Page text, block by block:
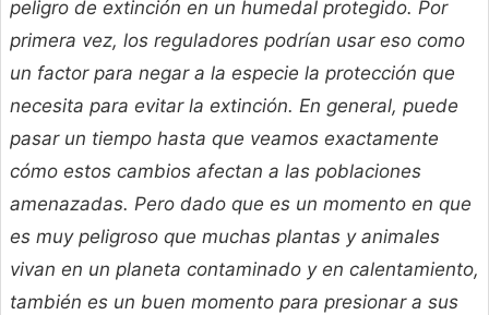
peligro de extinción en un humedal protegido. Por
primera vez, los reguladores podrían usar eso como
un factor para negar a la especie la protección que
necesita para evitar la extinción. En general, puede
pasar un tiempo hasta que veamos exactamente
cómo estos cambios afectan a las poblaciones
amenazadas. Pero dado que es un momento en que
es muy peligroso que muchas plantas y animales
vivan en un planeta contaminado y en calentamiento,
también es un buen momento para presionar a sus